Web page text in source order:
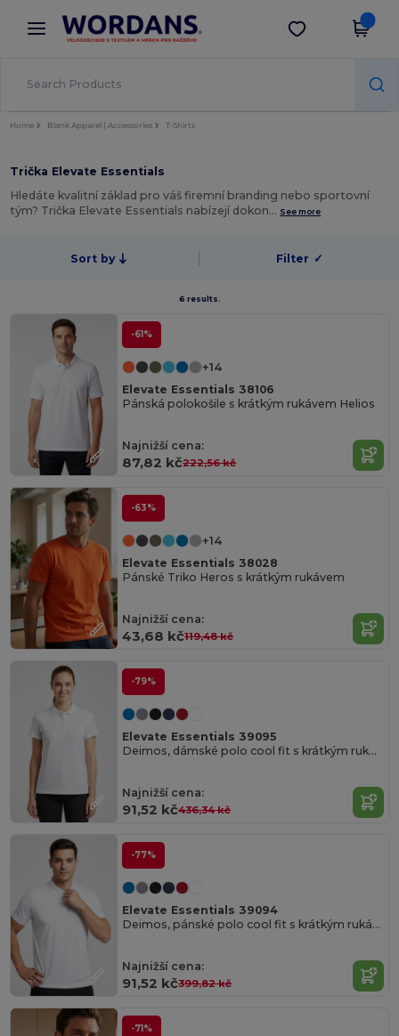
× Aplikace Wordans
Lepší ceny v aplikaci!
Stáhnout app
Home Blank Apparel | Accessories T-Shirts
Trička Elevate Essentials
Hledáte kvalitní základ pro váš firemní branding nebo sportovní
tým? Trička Elevate Essentials nabízejí dokon… See more
Sort by Filter ✓
6 results.
-61%
+14
Elevate Essentials 38106
Pánská polokošile s krátkým rukávem Helios
Najnižší cena:
87,82 kč222,56 kč
-63%
+14
Elevate Essentials 38028
Pánské Triko Heros s krátkým rukávem
Najnižší cena:
43,68 kč119,48 kč
-79%
Elevate Essentials 39095
Deimos, dámské polo cool fit s krátkým rukávem
Najnižší cena:
91,52 kč436,34 kč
-77%
Elevate Essentials 39094
Deimos, pánské polo cool fit s krátkým rukávem
Najnižší cena:
91,52 kč399,82 kč
-71%